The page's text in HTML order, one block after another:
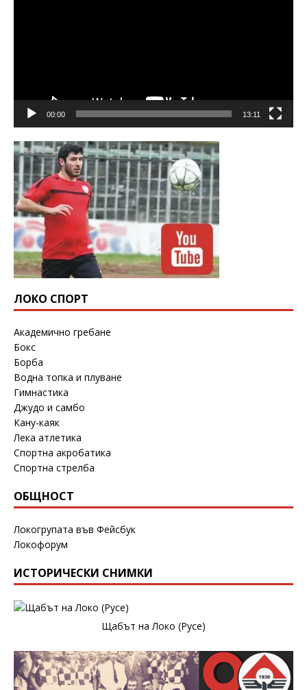
00:00 13:11
ЛОКО СПОРТ
Академично гребане
Бокс
Борба
Водна топка и плуване
Гимнастика
Джудо и самбо
Кану-каяк
Лека атлетика
Спортна акробатика
Спортна стрелба
ОБЩНОСТ
Локогрупата във Фейсбук
Локофорум
ИСТОРИЧЕСКИ СНИМКИ
Щабът на Локо (Русе)